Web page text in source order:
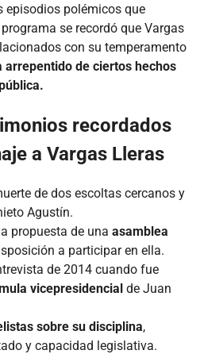
episodios polémicos que
se recordó que Vargas
con su temperamento
arrepentido de ciertos hechos
recordados
a Vargas Lleras
de dos escoltas cercanos y
Agustín.
propuesta de una asamblea
a participar en ella.
de 2014 cuando fue
vicepresidencial de Juan
sobre su disciplina,
y capacidad legislativa.